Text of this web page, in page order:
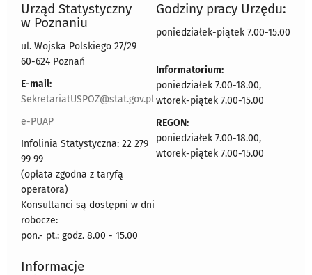
Urząd Statystyczny
w Poznaniu
ul. Wojska Polskiego 27/29
60-624 Poznań
E-mail:
SekretariatUSPOZ@stat.gov.pl
e-PUAP
Infolinia Statystyczna: 22 279
99 99
(opłata zgodna z taryfą
operatora)
Konsultanci są dostępni w dni
robocze:
pon.- pt.: godz. 8.00 - 15.00
Godziny pracy Urzędu:
poniedziałek-piątek 7.00-15.00
Informatorium:
poniedziałek 7.00-18.00,
wtorek-piątek 7.00-15.00
REGON:
poniedziałek 7.00-18.00,
wtorek-piątek 7.00-15.00
Informacje